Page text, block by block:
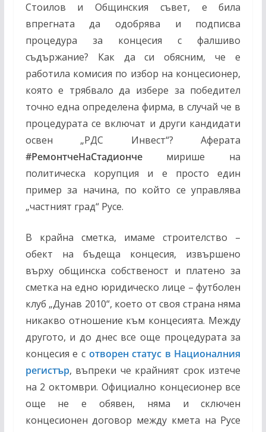
Стоилов и Общинския съвет, е била
впрегната да одобрява и подписва
процедура за концесия с фалшиво
съдържание? Как да си обясним, че е
работила комисия по избор на концесионер,
която е трябвало да избере за победител
точно една определена фирма, в случай че в
процедурата се включат и други кандидати
освен „РДС Инвест“? Аферата
#РемонтчеНаСтадиончемирише на
политическа корупция и е просто един
пример за начина, по който се управлява
„частният град“ Русе.
В крайна сметка, имаме строителство –
обект на бъдеща концесия, извършено
върху общинска собственост и платено за
сметка на едно юридическо лице – футболен
клуб „Дунав 2010“, което от своя страна няма
никакво отношение към концесията. Между
другото, и до днес все още процедурата за
концесия е с отворен статус в Националния
регистър, въпреки че крайният срок изтече
на 2 октомври. Официално концесионер все
още не е обявен, няма и сключен
концесионен договор между кмета на Русе